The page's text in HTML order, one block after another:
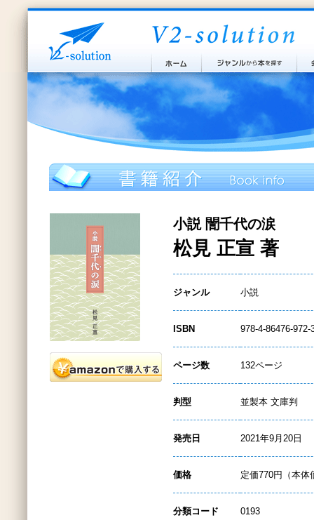
小説 誾千代の涙
松見 正宣 著
ジャンル 小説
ISBN 978-4-86476-972-
ページ数 132ページ
判型 並製本 文庫判
発売日 2021年9月20日
価格 定価770円（本体
分類コード 0193